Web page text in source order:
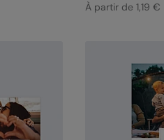
À partir de 1,19 €